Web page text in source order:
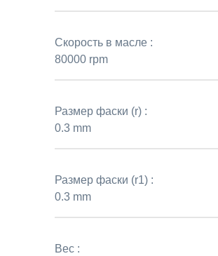
Скорость в масле :
80000 rpm
Размер фаски (r) :
0.3 mm
Размер фаски (r1) :
0.3 mm
Вес :